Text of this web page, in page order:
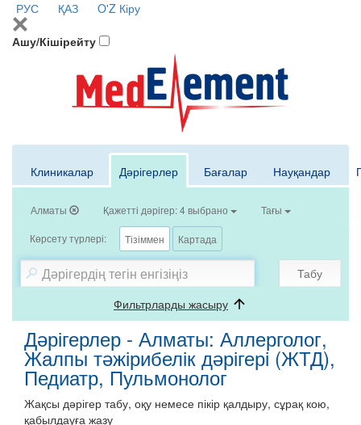
РУС ҚАЗ O'Z Кіру
Ашу/Кішірейту
Клиникалар Дәрігерлер Бағалар Науқандар
Алматы Қажетті дәрігер: 4 выбрано Тағы
Көрсету түрлері: Тізіммен Картада
Табу
Фильтрларды жасыру
Дәрігерлер - Алматы: Аллерголог,
Жалпы тәжірибелік дәрігері (ЖТД),
Педиатр, Пульмонолог
Жақсы дәрігер табу, оқу немесе пікір қалдыру, сұрақ кою,
қабылдауға жазу